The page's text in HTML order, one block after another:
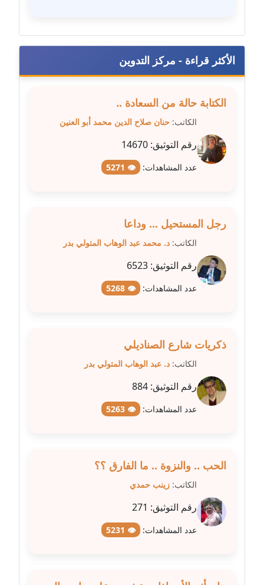
مدونة سارة ابراهيم
عاملة
مدونة سارة القصبي
عاملة
مدونة سارة سعيد
عاملة
مدونة سامح رشاد
عاملة
مدونة سامح طلعت
عاملة
عاملة
مدونة سحر أبو العلا
عاملة
مدونة سحر حسب الله
عاملة
معلق
الأكثر قراءة - مركز التدوين
الكتابة حالة من السعادة ..
الكاتب: حنان صلاح الدين محمد أبو العنين
رقم التوثيق: 14670
عدد المشاهدات: 👁 5271
رجل المستحيل ... وداعا
الكاتب: د. محمد عبد الوهاب المتولي بدر
رقم التوثيق: 6523
عدد المشاهدات: 👁 5268
ذكريات شارع الصناديلي
الكاتب: د. عبد الوهاب المتولي بدر
رقم التوثيق: 884
عدد المشاهدات: 👁 5263
الحب .. والنزوة .. ما الفارق ؟؟
الكاتب: زينب حمدي
رقم التوثيق: 271
عدد المشاهدات: 👁 5231